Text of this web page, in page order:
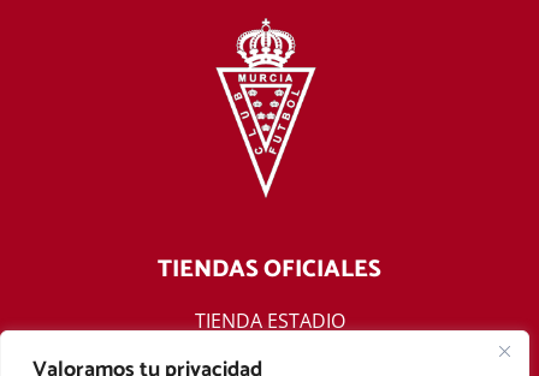
TIENDAS OFICIALES
TIENDA ESTADIO
TIENDA ONLINE